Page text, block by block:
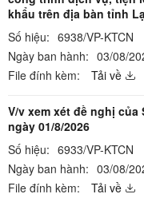
khẩu trên địa bàn tỉnh
Số hiệu: 6938/VP-KTCN
Ngày ban hành: 03/08/
File đính kèm:
Tải về
V/v xem xét đề nghị của
ngày 01/8/2026
Số hiệu: 6933/VP-KTCN
Ngày ban hành: 03/08/
File đính kèm:
Tải về